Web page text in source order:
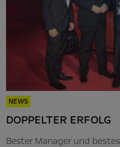
NEWS
DOPPELTER ERFOLG
Bester Manager und